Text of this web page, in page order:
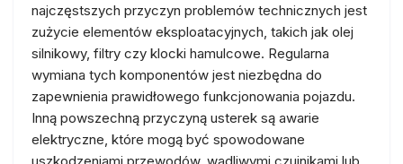
najczęstszych przyczyn problemów technicznych jest
zużycie elementów eksploatacyjnych, takich jak olej
silnikowy, filtry czy klocki hamulcowe. Regularna
wymiana tych komponentów jest niezbędna do
zapewnienia prawidłowego funkcjonowania pojazdu.
Inną powszechną przyczyną usterek są awarie
elektryczne, które mogą być spowodowane